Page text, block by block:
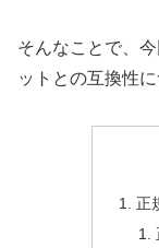
そんなことで、
ットとの互換性
正